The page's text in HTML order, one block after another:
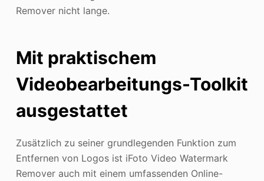
Remover nicht lange.
Mit praktischem
Videobearbeitungs-Toolkit
ausgestattet
Zusätzlich zu seiner grundlegenden Funktion zum
Entfernen von Logos ist iFoto Video Watermark
Remover auch mit einem umfassenden Online-